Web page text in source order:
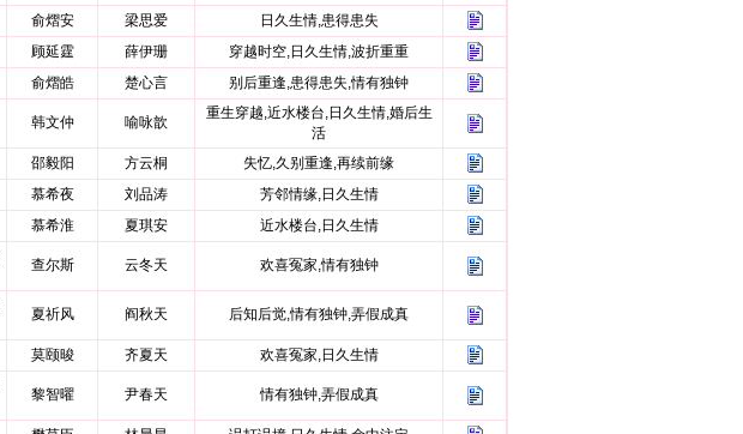
俞熠安 梁思爱
日久生情,患得患失
顾延霆 薛伊珊
穿越时空,日久生情,波折重重
俞熠皓 楚心言 别后重逢,患得患失,情有独钟
韩文仲 喻咏歆
重生穿越,近水楼台,日久生情,婚后生
活
邵毅阳 方云桐
失忆,久别重逢,再续前缘
慕希夜 刘品涛
芳邻情缘,日久生情
慕希淮 夏琪安 近水楼台,日久生情
查尔斯 云冬天 欢喜冤家,情有独钟
夏祈风 阎秋天 后知后觉,情有独钟,弄假成真
莫颐晙 齐夏天 欢喜冤家,日久生情
黎智曜 尹春天 情有独钟,弄假成真